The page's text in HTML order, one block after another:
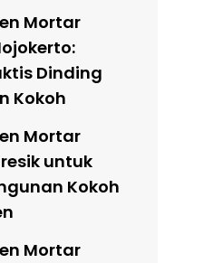
Mortar
Dinding
Kokoh
Mortar
untuk
Kokoh
Mortar